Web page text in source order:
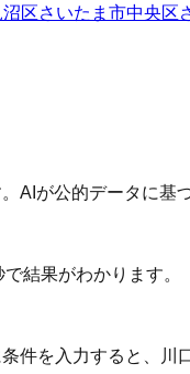
区さいたま市中央区
AIが公的データに基
結果がわかります。
件を入力すると、川